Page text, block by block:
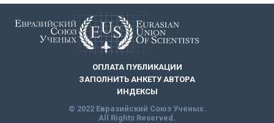
ОПЛАТА ПУБЛИКАЦИИ
ЗАПОЛНИТЬ АНКЕТУ АВТОРА
ИНДЕКСЫ
© 2022 Евразийский Союз Ученых.
All Rights Reserved.